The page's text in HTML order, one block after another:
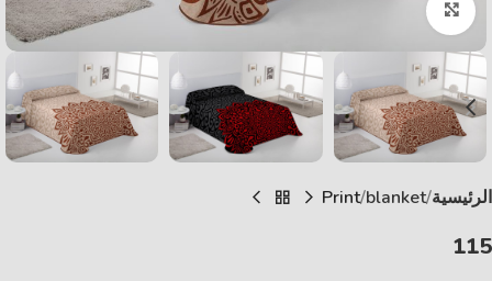
Click to enlarge
الرئيسية blanket
Print
115